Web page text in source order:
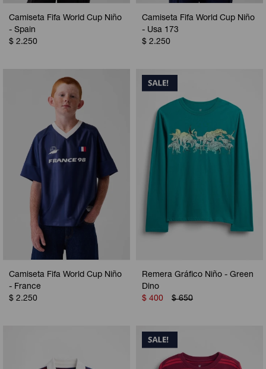
Camiseta Fifa World Cup Niño
- Spain
$ 2.250
Camiseta Fifa World Cup Niño
- Usa 173
$ 2.250
Camiseta Fifa World Cup Niño
- France
$ 2.250
Remera Gráfico Niño - Green
Dino
$ 400 $ 650